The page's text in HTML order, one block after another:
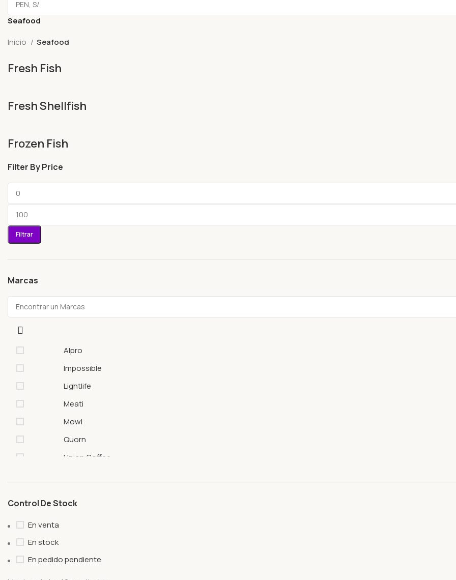
Seafood
Inicio
Seafood
Fresh Fish
Fresh Shellfish
Frozen Fish
Filter By Price
Filtrar
Marcas
Alpro
Impossible
Lightlife
Meati
Mowi
Quorn
Union Coffee
Control De Stock
En venta
En stock
En pedido pendiente